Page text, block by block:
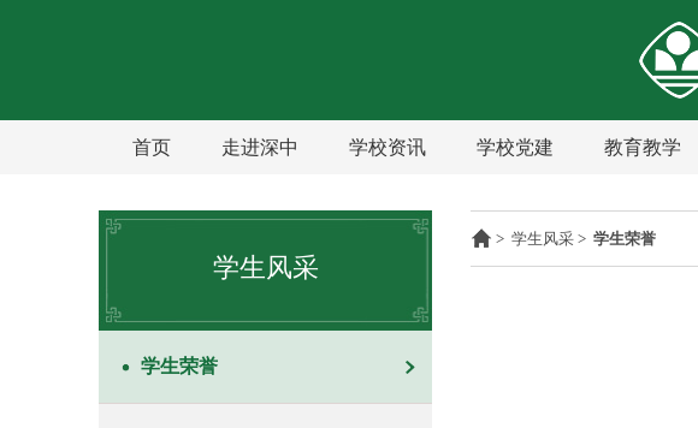
首页 走进深中 学校资讯 学校党建 教育教学
学生风采
学生荣誉
>学生风采 >学生荣誉